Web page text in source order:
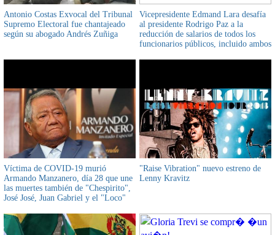
Antonio Costas Exvocal del Tribunal
Supremo Electoral fue chantajeado
según su abogado Andrés Zuñiga
Vicepresidente Edmand Lara desafía
al presidente Rodrigo Paz a la
reducción de salarios de todos los
funcionarios públicos, incluido ambos
Víctima de COVID-19 murió
Armando Manzanero, día 28 que une
las muertes también de "Chespirito",
José José, Juan Gabriel y el "Loco"
"Raise Vibration" nuevo estreno de
Lenny Kravitz